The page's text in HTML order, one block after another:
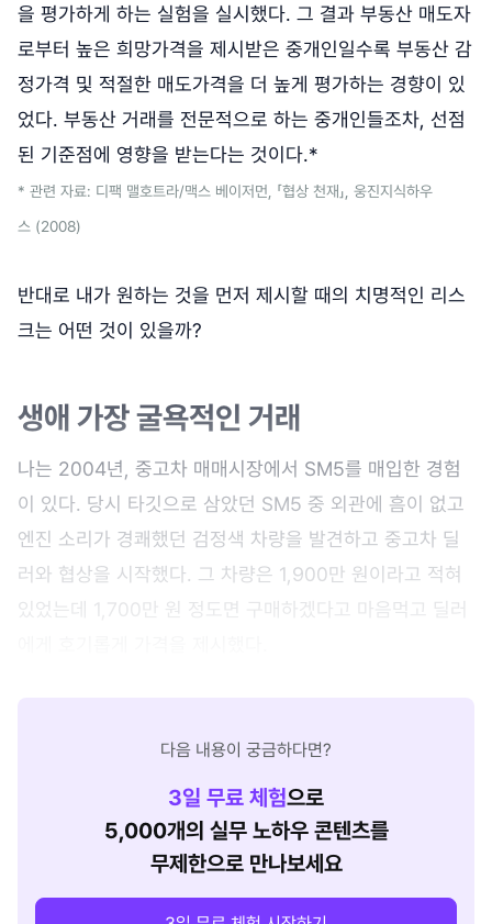
을 평가하게 하는 실험을 실시했다. 그 결과 부동산 매도자
로부터 높은 희망가격을 제시받은 중개인일수록 부동산 감
정가격 및 적절한 매도가격을 더 높게 평가하는 경향이 있
었다. 부동산 거래를 전문적으로 하는 중개인들조차, 선점
된 기준점에 영향을 받는다는 것이다.*
* 관련 자료: 디팩 맬호트라/맥스 베이저먼, 「협상 천재」, 웅진지식하우
스 (2008)
반대로 내가 원하는 것을 먼저 제시할 때의 치명적인 리스
크는 어떤 것이 있을까?
생애 가장 굴욕적인 거래
나는 2004년, 중고차 매매시장에서 SM5를 매입한 경험
이 있다. 당시 타깃으로 삼았던 SM5 중 외관에 흠이 없고
엔진 소리가 경쾌했던 검정색 차량을 발견하고 중고차 딜
러와 협상을 시작했다. 그 차량은 1,900만 원이라고 적혀
있었는데 1,700만 원 정도면 구매하겠다고 마음먹고 딜러
다음 내용이 궁금하다면?
3일 무료 체험으로
5,000개의 실무 노하우 콘텐츠를
무제한으로 만나보세요